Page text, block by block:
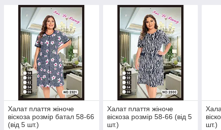
Халат плаття жіноче
віскоза розмір батал 58-66
(від 5 шт.)
Халат плаття жіноче
віскоза розмір 58-66 (від 5
шт.)
шт.)